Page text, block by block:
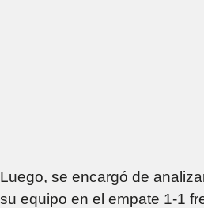
Luego, se encargó de
su equipo en el empate 1-1